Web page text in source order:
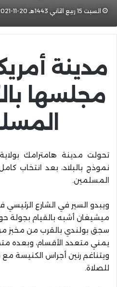
السبت 15 ربيع الثاني 1443هـ 20-11-2021م
مدينة
مجلسها
تحولت مدينة هامترامك
نموذج بالبلاد، بعد انتخاب
المسلمين.
ويبدو السير في الشارع
ميشيغان أشبه بالقيام بجولة
سجق بولندي بالقرب من مخبز من
يمني متعدد الأقسام، وبعده
ويتناغم رنين أجراس الكنيسة
للصلاة.